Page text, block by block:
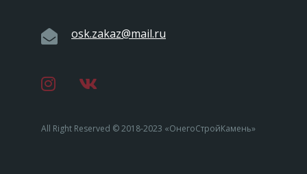
osk.zakaz@mail.ru
All Right Reserved © 2018-2023 «ОнегоСтройКамень»